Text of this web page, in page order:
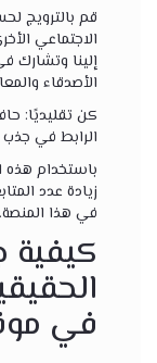
قم بالترويج
الاجتماعي
إلينا وتشارك
الأصدقاء
كن تقليديًا:
الرابط في جذب
باستخدام
زيادة عدد
في هذا المنصة.
كيفية
في